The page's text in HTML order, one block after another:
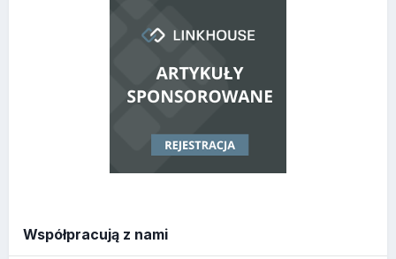
Współpracują z nami